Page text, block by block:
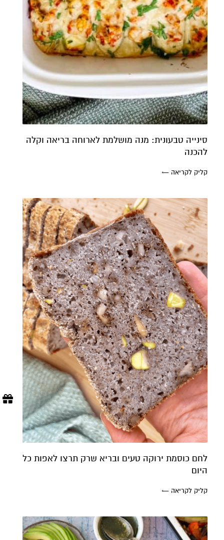
סינייה טבעונית: מנה מושלמת לארוחה בריאה וקלה
להכנה
קליק לקריאה ←
לחם כוסמת ירוקה טעים ובריא שרק תרצו לאפות כל
היום
קליק לקריאה ←